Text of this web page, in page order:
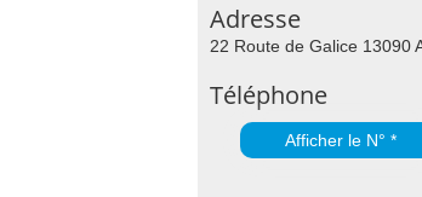
Adresse
22 Route de Galice 13090
Téléphone
Afficher le N° *